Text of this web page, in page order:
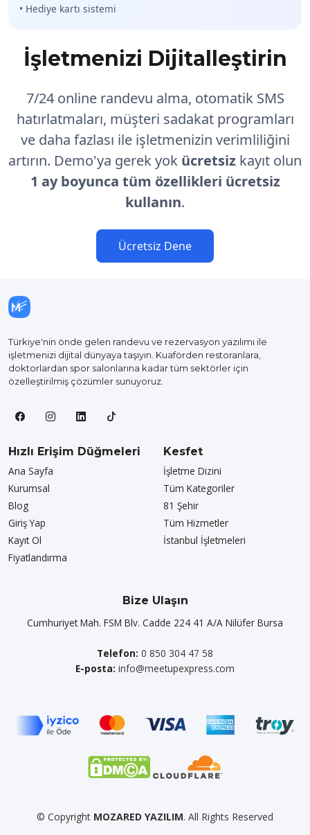
• Hediye kartı sistemi
İşletmenizi Dijitalleştirin
7/24 online randevu alma, otomatik SMS
hatırlatmaları, müşteri sadakat programları
ve daha fazlası ile işletmenizin verimliliğini
artırın. Demo'ya gerek yok ücretsiz kayıt olun
1 ay boyunca tüm özellikleri ücretsiz
kullanın.
Ücretsiz Dene
Türkiye'nin önde gelen randevu ve rezervasyon yazılımı ile
işletmenizi dijital dünyaya taşıyın. Kuaförden restoranlara,
doktorlardan spor salonlarına kadar tüm sektörler için
özelleştirilmiş çözümler sunuyoruz.
Hızlı Erişim Düğmeleri
Ana Sayfa
Kurumsal
Blog
Giriş Yap
Kayıt Ol
Fiyatlandırma
Kesfet
İşletme Dizini
Tüm Kategoriler
81 Şehir
Tüm Hizmetler
İstanbul İşletmeleri
Bize Ulaşın
Cumhuriyet Mah. FSM Blv. Cadde 224 41 A/A Nilüfer Bursa
Telefon: 0 850 304 47 58
E-posta: info@meetupexpress.com
© Copyright MOZARED YAZILIM. All Rights Reserved